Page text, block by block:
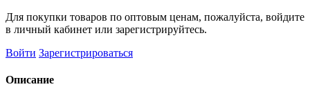
Для покупки товаров по оптовым ценам, пожалуйста, войдите
в личный кабинет или зарегистрируйтесь.
Войти Зарегистрироваться
Описание